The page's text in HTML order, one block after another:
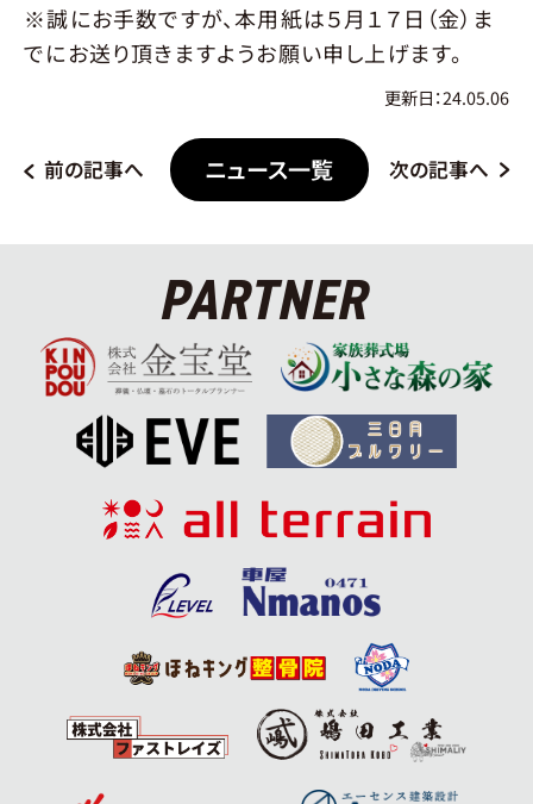
※誠にお手数ですが、本用紙は５月１７日（金）ま
でにお送り頂きますようお願い申し上げます。
更新日：24.05.06
前の記事へ ニュース一覧 次の記事へ
PARTNER